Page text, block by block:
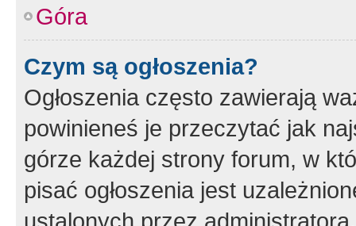
Góra
Czym są ogłoszenia?
Ogłoszenia często zawierają
powinieneś je przeczytać jak
górze każdej strony forum, w
pisać ogłoszenia jest